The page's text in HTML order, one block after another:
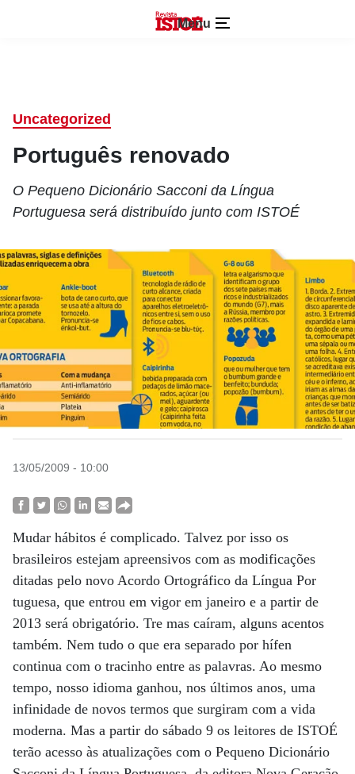
Menu
Uncategorized
Português renovado
O Pequeno Dicionário Sacconi da Língua
Portuguesa será distribuído junto com ISTOÉ
13/05/2009 - 10:00
Mudar hábitos é complicado. Talvez por isso os
brasileiros estejam apreensivos com as modificações
ditadas pelo novo Acordo Ortográfico da Língua Por
tuguesa, que entrou em vigor em janeiro e a partir de
2013 será obrigatório. Tre mas caíram, alguns acentos
também. Nem tudo o que era separado por hífen
continua com o tracinho entre as palavras. Ao mesmo
tempo, nosso idioma ganhou, nos últimos anos, uma
infinidade de novos termos que surgiram com a vida
moderna. Mas a partir do sábado 9 os leitores de ISTOÉ
terão acesso às atualizações com o Pequeno Dicionário